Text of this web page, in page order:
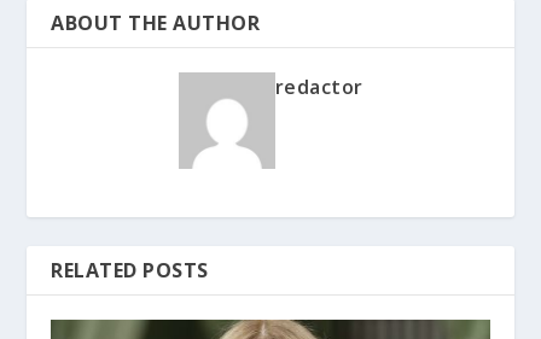
ABOUT THE AUTHOR
redactor
RELATED POSTS